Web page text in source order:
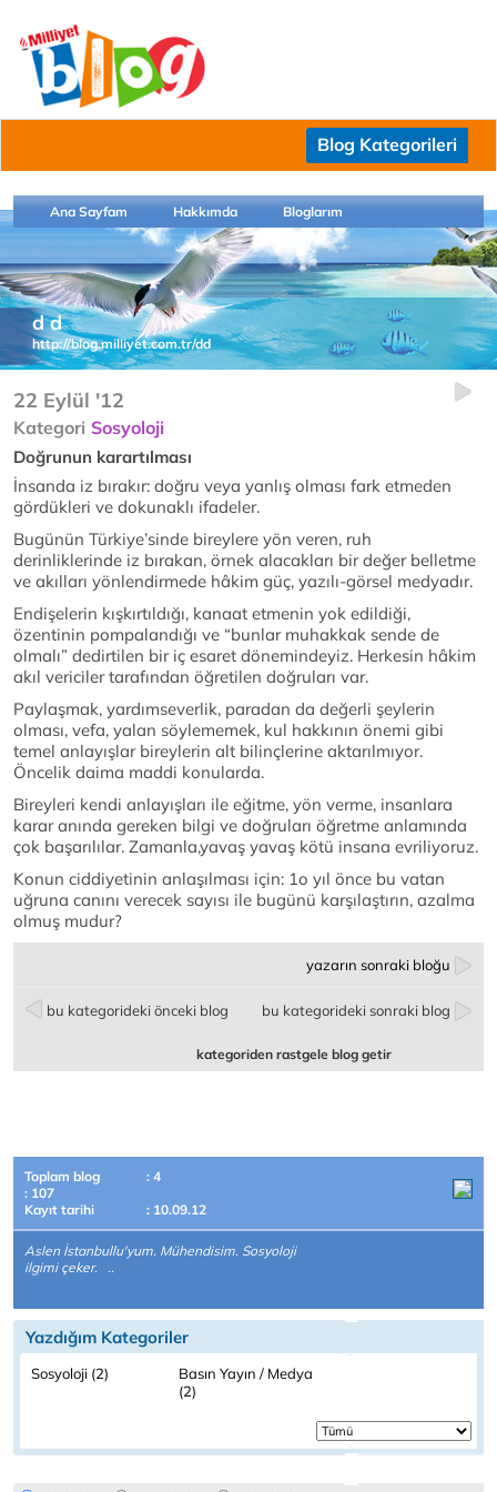
Blog Kategorileri
Ana Sayfam Hakkımda Bloglarım
d d
http://blog.milliyet.com.tr/dd
22 Eylül '12
Kategori Sosyoloji
Doğrunun karartılması
İnsanda iz bırakır: doğru veya yanlış olması fark etmeden
gördükleri ve dokunaklı ifadeler.
Bugünün Türkiye’sinde bireylere yön veren, ruh
derinliklerinde iz bırakan, örnek alacakları bir değer belletme
ve akılları yönlendirmede hâkim güç, yazılı-görsel medyadır.
Endişelerin kışkırtıldığı, kanaat etmenin yok edildiği,
özentinin pompalandığı ve “bunlar muhakkak sende de
olmalı” dedirtilen bir iç esaret dönemindeyiz. Herkesin hâkim
akıl vericiler tarafından öğretilen doğruları var.
Paylaşmak, yardımseverlik, paradan da değerli şeylerin
olması, vefa, yalan söylememek, kul hakkının önemi gibi
temel anlayışlar bireylerin alt bilinçlerine aktarılmıyor.
Öncelik daima maddi konularda.
Bireyleri kendi anlayışları ile eğitme, yön verme, insanlara
karar anında gereken bilgi ve doğruları öğretme anlamında
çok başarılılar. Zamanla,yavaş yavaş kötü insana evriliyoruz.
Konun ciddiyetinin anlaşılması için: 1o yıl önce bu vatan
uğruna canını verecek sayısı ile bugünü karşılaştırın, azalma
olmuş mudur?
yazarın sonraki bloğu
bu kategorideki önceki blog bu kategorideki sonraki blog
kategoriden rastgele blog getir
Toplam blog
: 4
: 107
Kayıt tarihi
: 10.09.12
Aslen İstanbullu'yum. Mühendisim. Sosyoloji
ilgimi çeker. ..
Yazdığım Kategoriler
Sosyoloji (2) Basın Yayın / Medya
(2)